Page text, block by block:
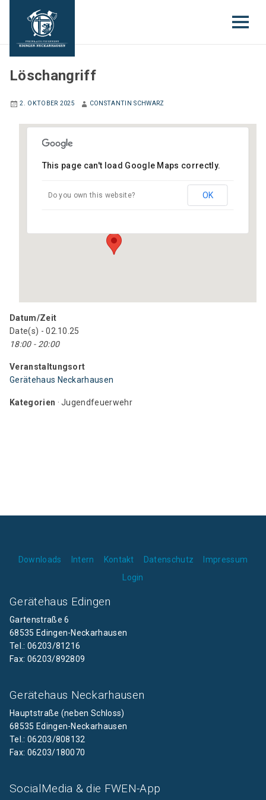
JUGENDFEUERWEHR
Löschangriff
2. OKTOBER 2025 CONSTANTIN SCHWARZ
Hauptstraße (neben Schloss) - Edingen-
Neckarhausen
This page can't load Google Maps correctly.
Do you own this website? OK
Datum/Zeit
Date(s) - 02.10.25
18:00 - 20:00
Veranstaltungsort
Gerätehaus Neckarhausen
Kategorien · Jugendfeuerwehr
Downloads Intern Kontakt Datenschutz
Impressum
Login
Gerätehaus Edingen
Gartenstraße 6
68535 Edingen-Neckarhausen
Tel.: 06203/81216
Fax: 06203/892809
Gerätehaus Neckarhausen
Hauptstraße (neben Schloss)
68535 Edingen-Neckarhausen
Tel.: 06203/808132
Fax: 06203/180070
SocialMedia & die FWEN-App